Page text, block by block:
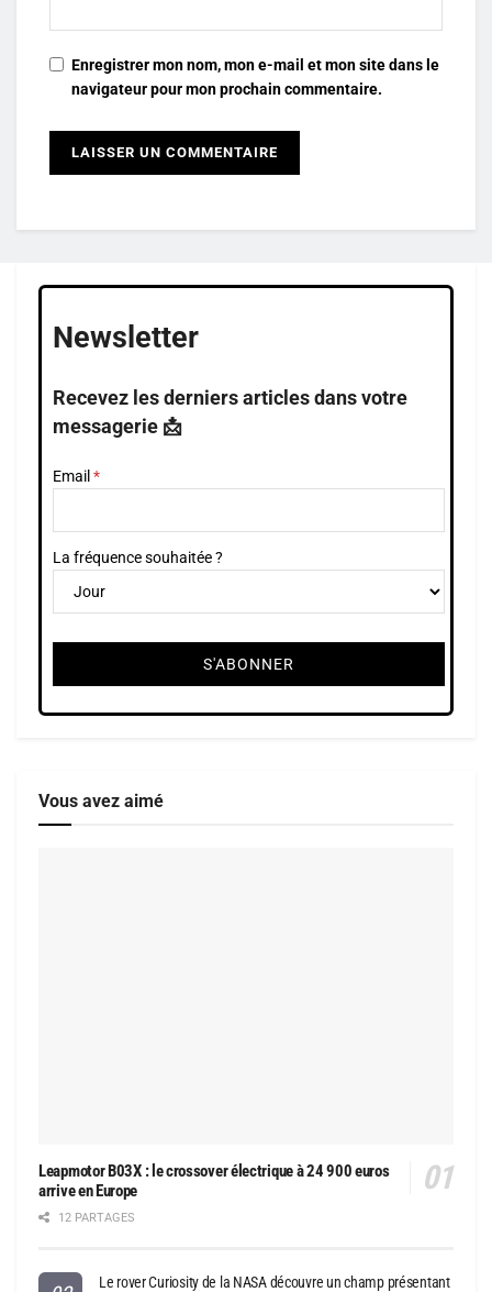
Enregistrer mon nom, mon e-mail et mon site dans le
navigateur pour mon prochain commentaire.
Newsletter
Recevez les derniers articles dans votre
messagerie 📩
Email
La fréquence souhaitée ?
Vous avez aimé
Leapmotor B03X : le crossover électrique à 24 900 euros
arrive en Europe
12 PARTAGES
Le rover Curiosity de la NASA découvre un champ présentant